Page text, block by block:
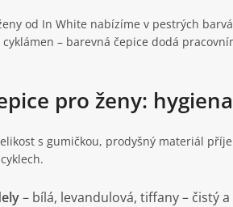
od In White nabízíme v pestrých
– barevná čepice dodá
pro ženy:
s gumičkou, prodyšný materiál
– bílá, levandulová, tiffany – čistý